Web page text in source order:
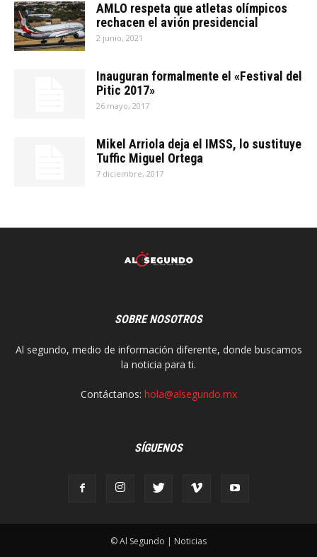
AMLO respeta que atletas olímpicos
rechacen el avión presidencial
2 junio, 2021
Inauguran formalmente el «Festival del
Pitic 2017»
26 mayo, 2017
Mikel Arriola deja el IMSS, lo sustituye
Tuffic Miguel Ortega
7 diciembre, 2017
SOBRE NOSOTROS
Al segundo, medio de información diferente, donde buscamos
la noticia para ti.
Contáctanos: hola@alsegundo.mx
SÍGUENOS
© Al Segundo | Noticias